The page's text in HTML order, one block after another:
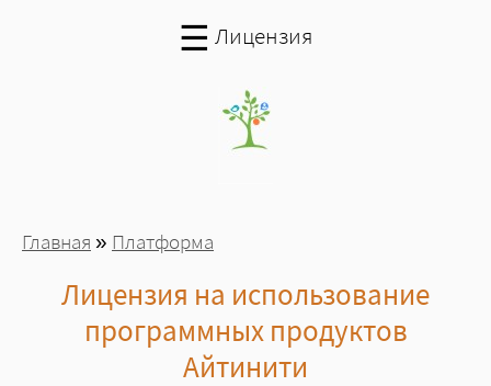
☰ Лицензия
Вы здесь
Главная » Платформа
Лицензия на использование
программных продуктов
Айтинити